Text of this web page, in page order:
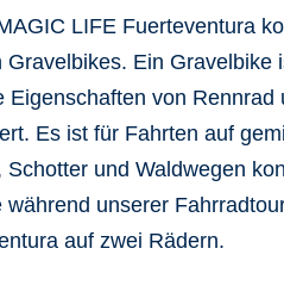
LIFE Fuerteventura
Gravelbikes. Ein Gravelbike
Eigenschaften von Rennrad
. Es ist für Fahrten auf
Schotter und Waldwegen
während unserer
auf zwei Rädern.